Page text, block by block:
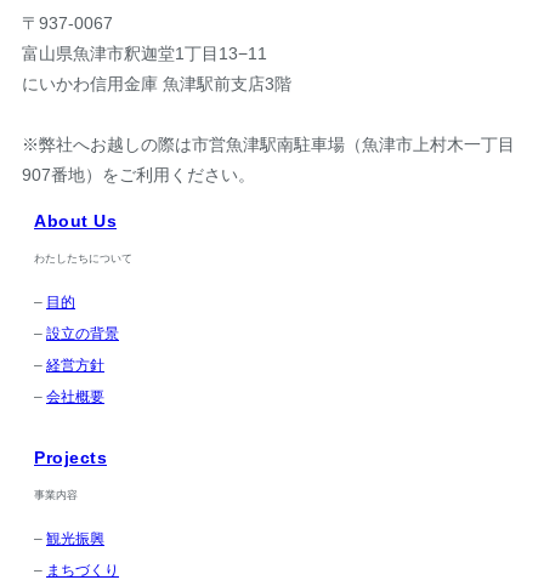
〒937-0067
富山県魚津市釈迦堂1丁目13−11
にいかわ信用金庫 魚津駅前支店3階
※弊社へお越しの際は市営魚津駅南駐車場（魚津市上村木一丁目
907番地）をご利用ください。
About Us
わたしたちについて
– 目的
– 設立の背景
– 経営方針
– 会社概要
Projects
事業内容
– 観光振興
– まちづくり